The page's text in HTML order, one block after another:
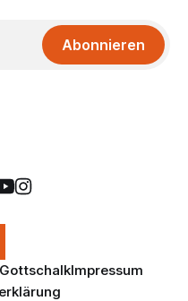
Abonnieren
Impressum